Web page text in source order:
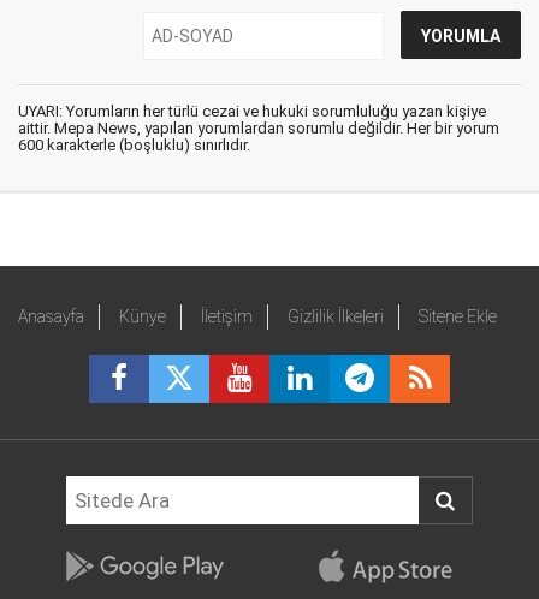
UYARI: Yorumların her türlü cezai ve hukuki sorumluluğu yazan kişiye
aittir. Mepa News, yapılan yorumlardan sorumlu değildir. Her bir yorum
600 karakterle (boşluklu) sınırlıdır.
Anasayfa Künye İletişim Gizlilik İlkeleri Sitene Ekle